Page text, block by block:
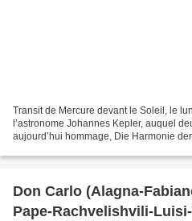
Transit de Mercure devant le Soleil, le
l’astronome Johannes Kepler, auquel
aujourd’hui hommage, Die Harmonie
Don Carlo (Alagna-
Pape-Rachvelishvili-